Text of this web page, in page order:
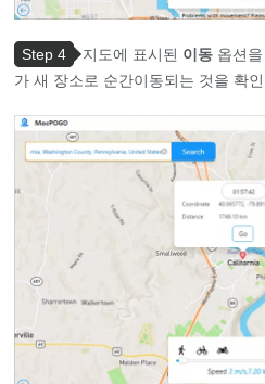
Step 4 지도에 표시된 이동 옵션
가 새 장소로 순간이동되는 것을 확